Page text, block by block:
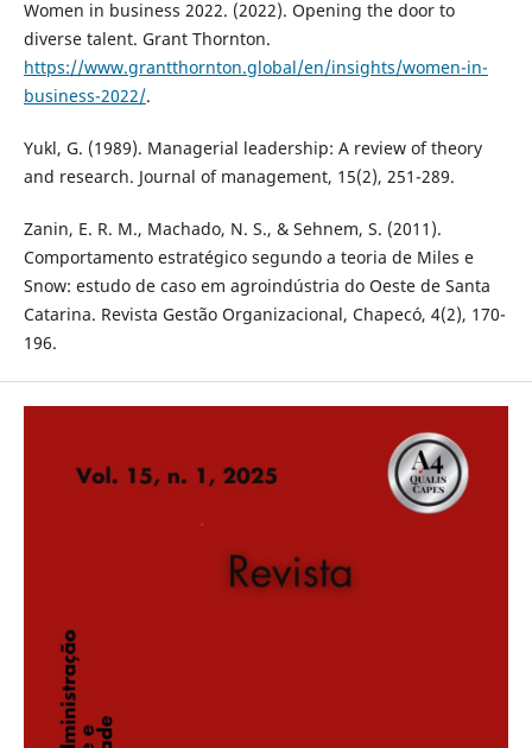
Women in business 2022. (2022). Opening the door to
diverse talent. Grant Thornton.
https://www.grantthornton.global/en/insights/women-in-
business-2022/.
Yukl, G. (1989). Managerial leadership: A review of theory
and research. Journal of management, 15(2), 251-289.
Zanin, E. R. M., Machado, N. S., & Sehnem, S. (2011).
Comportamento estratégico segundo a teoria de Miles e
Snow: estudo de caso em agroindústria do Oeste de Santa
Catarina. Revista Gestão Organizacional, Chapecó, 4(2), 170-
196.